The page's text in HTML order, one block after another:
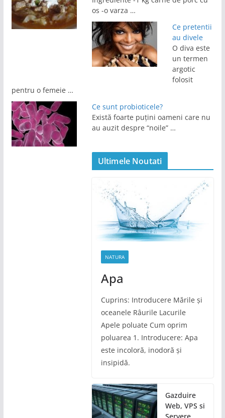
os -o varza …
Ce pretentii
au divele
O diva este
un termen
argotic
folosit
pentru o femeie …
Ce sunt probioticele?
Există foarte puțini oameni care nu
au auzit despre “noile” …
Ultimele Noutati
NATURA
Apa
Cuprins: Introducere Mările și
oceanele Râurile Lacurile
Apele poluate Cum oprim
poluarea 1. Introducere: Apa
este incoloră, inodoră și
insipidă.
Gazduire
Web, VPS si